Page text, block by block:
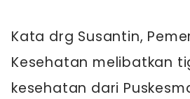
Kata drg Susantin,
Kesehatan melibatkan
kesehatan dari